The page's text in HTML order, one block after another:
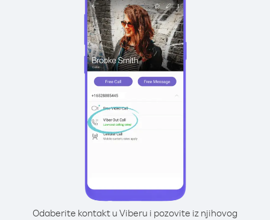
Odaberite kontakt u Viberu i pozovite iz njihovog